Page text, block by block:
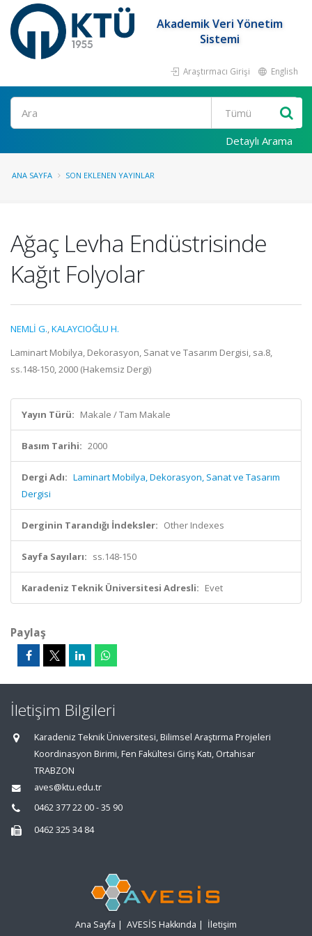
Akademik Veri Yönetim
Sistemi
Araştırmacı Girişi English
Ara
Detaylı Arama
ANA SAYFA SON EKLENEN YAYINLAR
Ağaç Levha Endüstrisinde
Kağıt Folyolar
NEMLİ G.,KALAYCIOĞLU H.
Laminart Mobilya, Dekorasyon, Sanat ve Tasarım Dergisi, sa.8,
ss.148-150, 2000 (Hakemsiz Dergi)
Yayın Türü: Makale / Tam Makale
Basım Tarihi: 2000
Dergi Adı: Laminart Mobilya, Dekorasyon, Sanat ve Tasarım
Dergisi
Derginin Tarandığı İndeksler: Other Indexes
Sayfa Sayıları: ss.148-150
Karadeniz Teknik Üniversitesi Adresli: Evet
Paylaş
İletişim Bilgileri
Karadeniz Teknik Üniversitesi, Bilimsel Araştırma Projeleri
Koordinasyon Birimi, Fen Fakültesi Giriş Katı, Ortahisar
TRABZON
aves@ktu.edu.tr
0462 377 22 00 - 35 90
0462 325 34 84
Ana Sayfa | AVESİS Hakkında | İletişim